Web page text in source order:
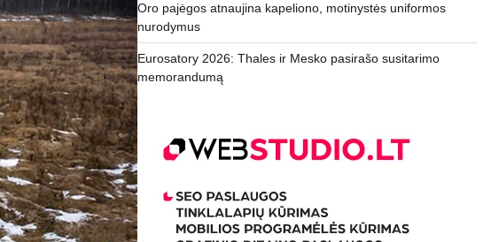
Oro pajėgos atnaujina kapeliono, motinystės uniformos
nurodymus
Eurosatory 2026: Thales ir Mesko pasirašo susitarimo
memorandumą